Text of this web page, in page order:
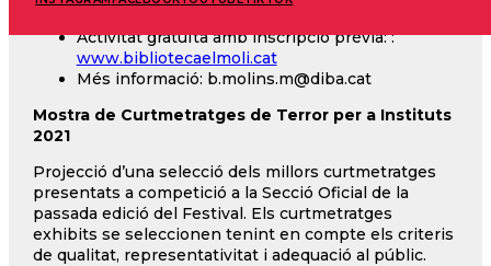
Activitat gratuïta amb inscripció prèvia: :
www.bibliotecaelmoli.cat
Més informació: b.molins.m@diba.cat
Mostra de Curtmetratges de Terror per a Instituts
2021
Projecció d’una selecció dels millors curtmetratges
presentats a competició a la Secció Oficial de la
passada edició del Festival. Els curtmetratges
exhibits se seleccionen tenint en compte els criteris
de qualitat, representativitat i adequació al públic.